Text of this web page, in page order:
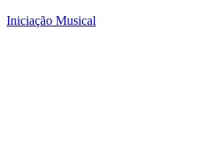
Iniciação Musical